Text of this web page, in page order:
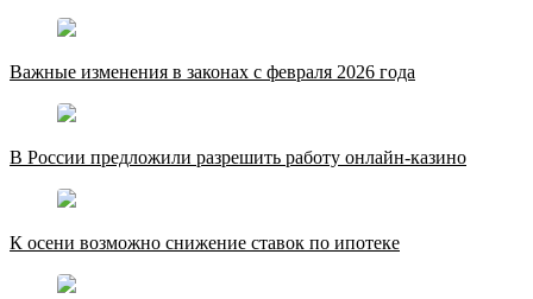
Важные изменения в законах с февраля 2026 года
В России предложили разрешить работу онлайн-казино
К осени возможно снижение ставок по ипотеке